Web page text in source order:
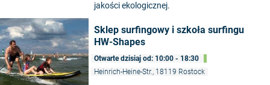
jakości ekologicznej.
Sklep surfingowy i szkoła surfingu
HW-Shapes
Otwarte dzisiaj od: 10:00 - 18:30
Heinrich-Heine-Str., 18119 Rostock